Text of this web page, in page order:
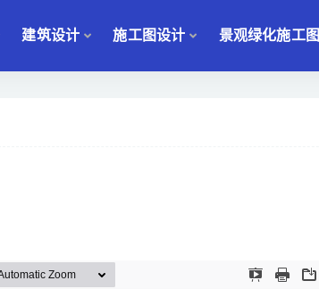
建筑设计 施工图设计 景观绿化施工图